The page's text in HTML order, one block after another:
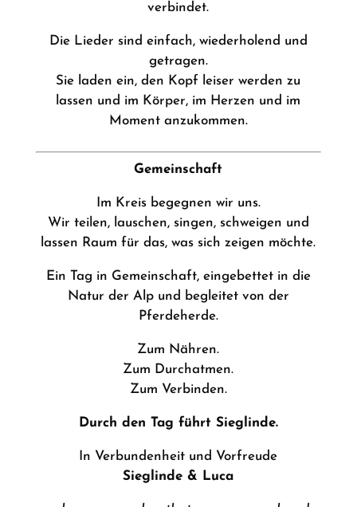
verbindet.
Die Lieder sind einfach, wiederholend und
getragen.
Sie laden ein, den Kopf leiser werden zu
lassen und im Körper, im Herzen und im
Moment anzukommen.
Gemeinschaft
Im Kreis begegnen wir uns.
Wir teilen, lauschen, singen, schweigen und
lassen Raum für das, was sich zeigen möchte.
Ein Tag in Gemeinschaft, eingebettet in die
Natur der Alp und begleitet von der
Pferdeherde.
Zum Nähren.
Zum Durchatmen.
Zum Verbinden.
Durch den Tag führt Sieglinde.
In Verbundenheit und Vorfreude
Sieglinde & Luca